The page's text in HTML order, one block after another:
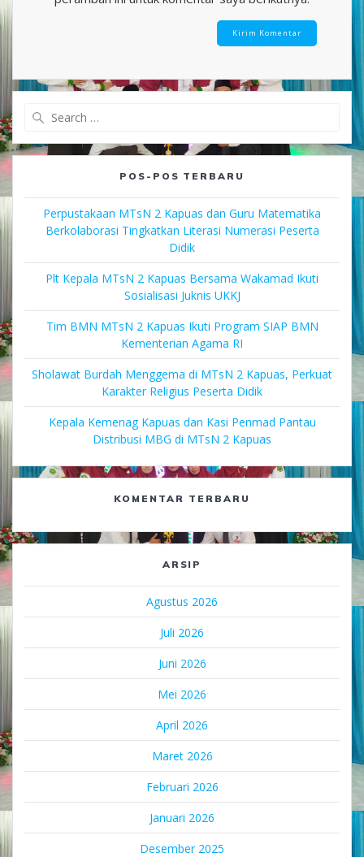
POS-POS TERBARU
Perpustakaan MTsN 2 Kapuas dan Guru Matematika
Berkolaborasi Tingkatkan Literasi Numerasi Peserta
Didik
Plt Kepala MTsN 2 Kapuas Bersama Wakamad Ikuti
Sosialisasi Juknis UKKJ
Tim BMN MTsN 2 Kapuas Ikuti Program SIAP BMN
Kementerian Agama RI
Sholawat Burdah Menggema di MTsN 2 Kapuas, Perkuat
Karakter Religius Peserta Didik
Kepala Kemenag Kapuas dan Kasi Penmad Pantau
Distribusi MBG di MTsN 2 Kapuas
KOMENTAR TERBARU
ARSIP
Agustus 2026
Juli 2026
Juni 2026
Mei 2026
April 2026
Maret 2026
Februari 2026
Januari 2026
Desember 2025